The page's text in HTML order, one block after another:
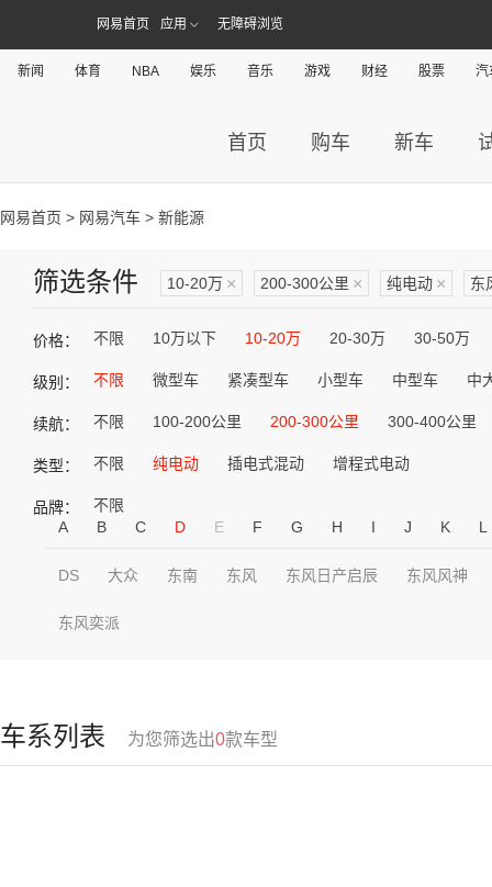
网易首页 应用 无障碍浏览
新闻 体育 NBA 娱乐 音乐 游戏 财经 股票 汽
首页 购车 新车
网易首页 > 网易汽车 > 新能源
筛选条件 10-20万 × 200-300公里 × 纯电动 × 东
价格： 不限 10万以下 10-20万 20-30万 30-50万
级别： 不限 微型车 紧凑型车 小型车 中型车 中
续航： 不限 100-200公里 200-300公里 300-400公里
类型： 不限 纯电动 插电式混动 增程式电动
品牌：
不限
A
B C D E F G H I J K L
DS 大众 东南 东风 东风日产启辰 东风风神
东风奕派
车系列表 为您筛选出0款车型